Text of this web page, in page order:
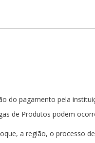
do pagamento pela
de Produtos podem
a região, o processo